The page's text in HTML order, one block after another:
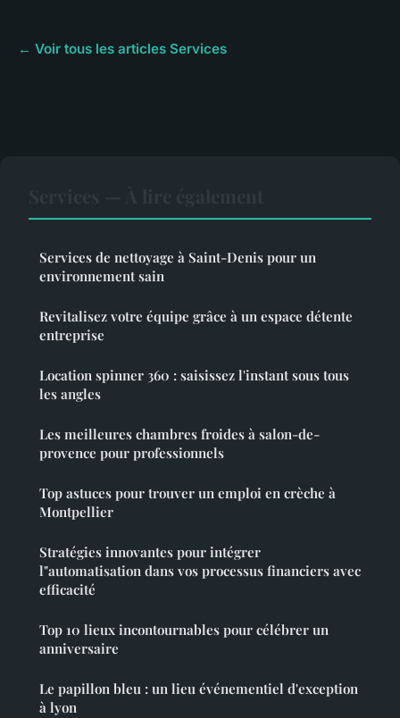
← Voir tous les articles Services
Services de nettoyage à Saint-Denis pour un
environnement sain
Revitalisez votre équipe grâce à un espace détente
entreprise
Location spinner 360 : saisissez l'instant sous tous
les angles
Les meilleures chambres froides à salon-de-
provence pour professionnels
Top astuces pour trouver un emploi en crèche à
Montpellier
Stratégies innovantes pour intégrer
l"automatisation dans vos processus financiers avec
efficacité
Top 10 lieux incontournables pour célébrer un
anniversaire
Le papillon bleu : un lieu événementiel d'exception
à lyon